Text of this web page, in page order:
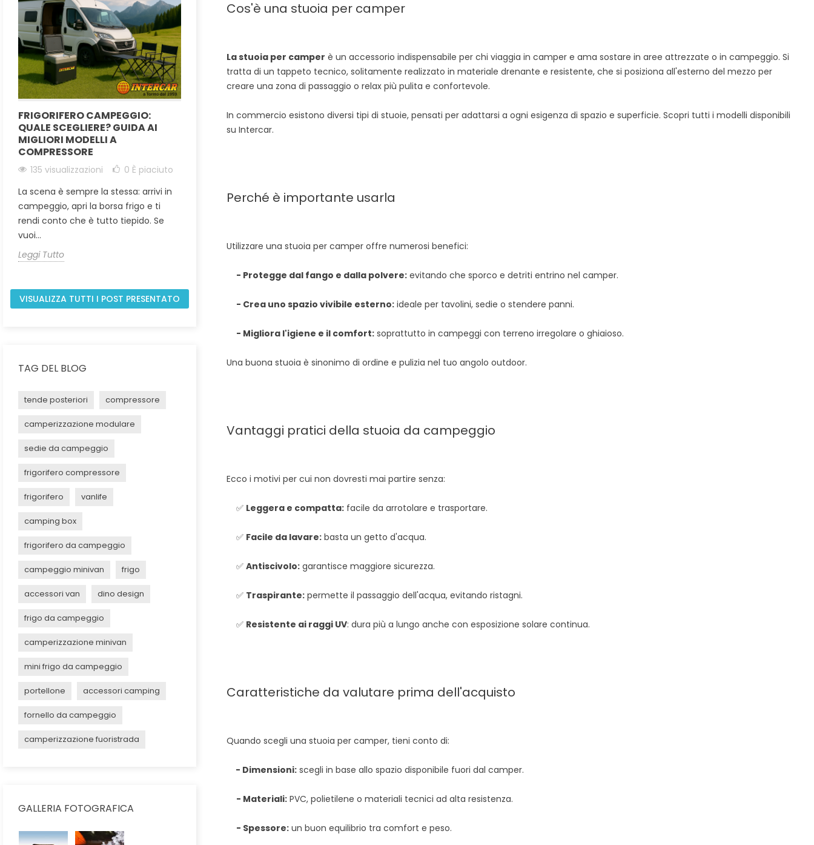
FRIGORIFERO CAMPEGGIO:
QUALE SCEGLIERE? GUIDA AI
MIGLIORI MODELLI A
COMPRESSORE
135 visualizzazioni 0 È piaciuto
La scena è sempre la stessa: arrivi in
campeggio, apri la borsa frigo e ti
rendi conto che è tutto tiepido. Se
vuoi...
Leggi Tutto
TENDE POSTERIORI PER MINIVAN:
COME AMPLIARE LO SPAZIO IN
compagni di viaggio: ecco come le
tende posteriori trasformano il
Leggi Tutto
STUOIA PER CAMPER: COME
vantaggi, materiali, usi e consigli
Leggi Tutto
CUCINOTTO TENDA DA
VISUALIZZA TUTTI I POST PRESENTATO
TAG DEL BLOG
tende posteriori compressore
camperizzazione modulare
sedie da campeggio
frigorifero compressore
frigorifero vanlife
camping box
frigorifero da campeggio
campeggio minivan frigo
accessori van dino design
frigo da campeggio
camperizzazione minivan
mini frigo da campeggio
portellone accessori camping
fornello da campeggio
camperizzazione fuoristrada
GALLERIA FOTOGRAFICA
Cos'è una stuoia per camper
La stuoia per camper è un accessorio indispensabile per chi viaggia in camper e ama sostare in aree attrezzate o in campeggio. Si
tratta di un tappeto tecnico, solitamente realizzato in materiale drenante e resistente, che si posiziona all'esterno del mezzo per
creare una zona di passaggio o relax più pulita e confortevole.
In commercio esistono diversi tipi di stuoie, pensati per adattarsi a ogni esigenza di spazio e superficie. Scopri tutti i modelli disponibili
su Intercar.
Perché è importante usarla
Utilizzare una stuoia per camper offre numerosi benefici:
- Protegge dal fango e dalla polvere:evitando che sporco e detriti entrino nel camper.
- Crea uno spazio vivibile esterno:ideale per tavolini, sedie o stendere panni.
- Migliora l'igiene e il comfort:soprattutto in campeggi con terreno irregolare o ghiaioso.
Una buona stuoia è sinonimo di ordine e pulizia nel tuo angolo outdoor.
Vantaggi pratici della stuoia da campeggio
Ecco i motivi per cui non dovresti mai partire senza:
✅ Leggera e compatta:facile da arrotolare e trasportare.
✅ Facile da lavare:basta un getto d'acqua.
✅ Antiscivolo:garantisce maggiore sicurezza.
✅ Traspirante:permette il passaggio dell'acqua, evitando ristagni.
✅ Resistente ai raggi UV: dura più a lungo anche con esposizione solare continua.
Caratteristiche da valutare prima dell'acquisto
Quando scegli una stuoia per camper, tieni conto di:
- Dimensioni:scegli in base allo spazio disponibile fuori dal camper.
- Materiali:PVC, polietilene o materiali tecnici ad alta resistenza.
- Spessore:un buon equilibrio tra comfort e peso.